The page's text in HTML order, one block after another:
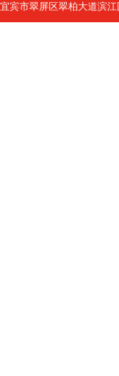
宜宾市翠屏区翠柏大道滨